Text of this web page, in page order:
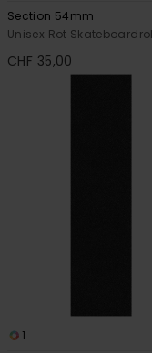
Section 54mm
Unisex Rot
CHF 35,00
1